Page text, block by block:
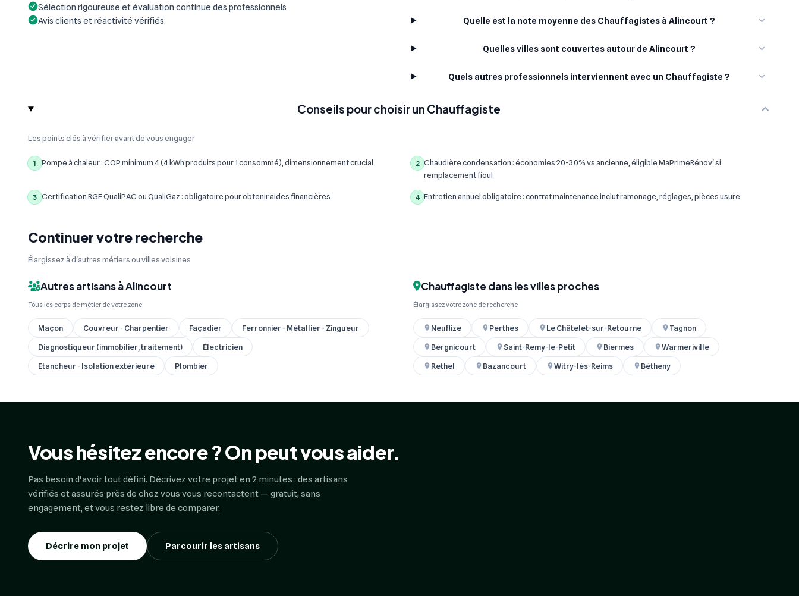
Sélection rigoureuse et évaluation continue des professionnels
Avis clients et réactivité vérifiés
Quelle est la note moyenne des Chauffagistes à Alincourt ?
Quelles villes sont couvertes autour de Alincourt ?
Quels autres professionnels interviennent avec un Chauffagiste ?
Conseils pour choisir un Chauffagiste
Les points clés à vérifier avant de vous engager
1 Pompe à chaleur : COP minimum 4 (4 kWh produits pour 1 consommé), dimensionnement crucial 2 Chaudière condensation : économies 20-30% vs ancienne, éligible MaPrimeRénov' si
remplacement fioul
3 Certification RGE QualiPAC ou QualiGaz : obligatoire pour obtenir aides financières 4 Entretien annuel obligatoire : contrat maintenance inclut ramonage, réglages, pièces usure
Continuer votre recherche
Élargissez à d'autres métiers ou villes voisines
Autres artisans à Alincourt
Tous les corps de métier de votre zone
Maçon Couvreur - Charpentier Façadier
Ferronnier - Métallier - Zingueur
Diagnostiqueur (immobilier, traitement)
Électricien
Etancheur - Isolation extérieure
Plombier
Chauffagiste dans les villes proches
Élargissez votre zone de recherche
Neuflize Perthes Le Châtelet-sur-Retourne
Tagnon
Bergnicourt
Saint-Remy-le-Petit Biermes
Warmeriville
Rethel
Bazancourt Witry-lès-Reims Bétheny
Vous hésitez encore ? On peut vous aider.
Pas besoin d'avoir tout défini. Décrivez votre projet en 2 minutes : des artisans
vérifiés et assurés près de chez vous vous recontactent — gratuit, sans
engagement, et vous restez libre de comparer.
Décrire mon projet Parcourir les artisans